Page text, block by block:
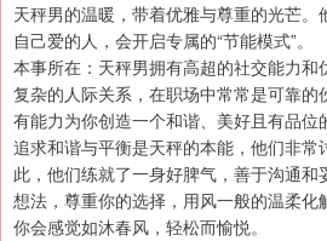
天秤男的温暖，带着优雅与尊重的光芒
自己爱的人，会开启专属的“节能模式”。
本事所在：天秤男拥有高超的社交能力和
复杂的人际关系，在职场中常常是可靠的
有能力为你创造一个和谐、美好且有品位
追求和谐与平衡是天秤的本能，他们非常
此，他们练就了一身好脾气，善于沟通和
想法，尊重你的选择，用风一般的温柔化
你会感觉如沐春风，轻松而愉悦。